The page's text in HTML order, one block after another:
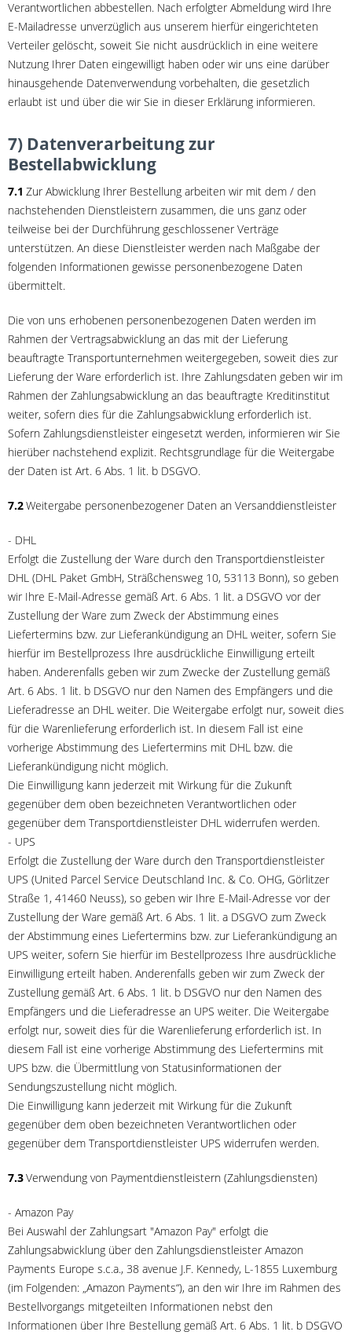
Verantwortlichen abbestellen. Nach erfolgter Abmeldung wird Ihre
E-Mailadresse unverzüglich aus unserem hierfür eingerichteten
Verteiler gelöscht, soweit Sie nicht ausdrücklich in eine weitere
Nutzung Ihrer Daten eingewilligt haben oder wir uns eine darüber
hinausgehende Datenverwendung vorbehalten, die gesetzlich
erlaubt ist und über die wir Sie in dieser Erklärung informieren.
7) Datenverarbeitung zur
Bestellabwicklung
7.1 Zur Abwicklung Ihrer Bestellung arbeiten wir mit dem / den
nachstehenden Dienstleistern zusammen, die uns ganz oder
teilweise bei der Durchführung geschlossener Verträge
unterstützen. An diese Dienstleister werden nach Maßgabe der
folgenden Informationen gewisse personenbezogene Daten
übermittelt.
Die von uns erhobenen personenbezogenen Daten werden im
Rahmen der Vertragsabwicklung an das mit der Lieferung
beauftragte Transportunternehmen weitergegeben, soweit dies zur
Lieferung der Ware erforderlich ist. Ihre Zahlungsdaten geben wir im
Rahmen der Zahlungsabwicklung an das beauftragte Kreditinstitut
weiter, sofern dies für die Zahlungsabwicklung erforderlich ist.
Sofern Zahlungsdienstleister eingesetzt werden, informieren wir Sie
hierüber nachstehend explizit. Rechtsgrundlage für die Weitergabe
der Daten ist Art. 6 Abs. 1 lit. b DSGVO.
7.2Weitergabe personenbezogener Daten an Versanddienstleister
- DHL
Erfolgt die Zustellung der Ware durch den Transportdienstleister
DHL (DHL Paket GmbH, Sträßchensweg 10, 53113 Bonn), so geben
wir Ihre E-Mail-Adresse gemäß Art. 6 Abs. 1 lit. a DSGVO vor der
Zustellung der Ware zum Zweck der Abstimmung eines
Liefertermins bzw. zur Lieferankündigung an DHL weiter, sofern Sie
hierfür im Bestellprozess Ihre ausdrückliche Einwilligung erteilt
haben. Anderenfalls geben wir zum Zwecke der Zustellung gemäß
Art. 6 Abs. 1 lit. b DSGVO nur den Namen des Empfängers und die
Lieferadresse an DHL weiter. Die Weitergabe erfolgt nur, soweit dies
für die Warenlieferung erforderlich ist. In diesem Fall ist eine
vorherige Abstimmung des Liefertermins mit DHL bzw. die
Lieferankündigung nicht möglich.
Die Einwilligung kann jederzeit mit Wirkung für die Zukunft
gegenüber dem oben bezeichneten Verantwortlichen oder
gegenüber dem Transportdienstleister DHL widerrufen werden.
- UPS
Erfolgt die Zustellung der Ware durch den Transportdienstleister
UPS (United Parcel Service Deutschland Inc. & Co. OHG, Görlitzer
Straße 1, 41460 Neuss), so geben wir Ihre E-Mail-Adresse vor der
Zustellung der Ware gemäß Art. 6 Abs. 1 lit. a DSGVO zum Zweck
der Abstimmung eines Liefertermins bzw. zur Lieferankündigung an
UPS weiter, sofern Sie hierfür im Bestellprozess Ihre ausdrückliche
Einwilligung erteilt haben. Anderenfalls geben wir zum Zweck der
Zustellung gemäß Art. 6 Abs. 1 lit. b DSGVO nur den Namen des
Empfängers und die Lieferadresse an UPS weiter. Die Weitergabe
erfolgt nur, soweit dies für die Warenlieferung erforderlich ist. In
diesem Fall ist eine vorherige Abstimmung des Liefertermins mit
UPS bzw. die Übermittlung von Statusinformationen der
Sendungszustellung nicht möglich.
Die Einwilligung kann jederzeit mit Wirkung für die Zukunft
gegenüber dem oben bezeichneten Verantwortlichen oder
gegenüber dem Transportdienstleister UPS widerrufen werden.
7.3Verwendung von Paymentdienstleistern (Zahlungsdiensten)
- Amazon Pay
Bei Auswahl der Zahlungsart "Amazon Pay" erfolgt die
Zahlungsabwicklung über den Zahlungsdienstleister Amazon
Payments Europe s.c.a., 38 avenue J.F. Kennedy, L-1855 Luxemburg
(im Folgenden: „Amazon Payments“), an den wir Ihre im Rahmen des
Bestellvorgangs mitgeteilten Informationen nebst den
Informationen über Ihre Bestellung gemäß Art. 6 Abs. 1 lit. b DSGVO